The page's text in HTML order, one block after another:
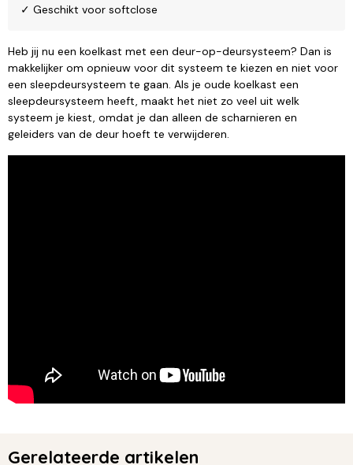
✓ Geschikt voor softclose
Heb jij nu een koelkast met een deur-op-deursysteem? Dan is
makkelijker om opnieuw voor dit systeem te kiezen en niet voor
een sleepdeursysteem te gaan. Als je oude koelkast een
sleepdeursysteem heeft, maakt het niet zo veel uit welk
systeem je kiest, omdat je dan alleen de scharnieren en
geleiders van de deur hoeft te verwijderen.
Gerelateerde artikelen